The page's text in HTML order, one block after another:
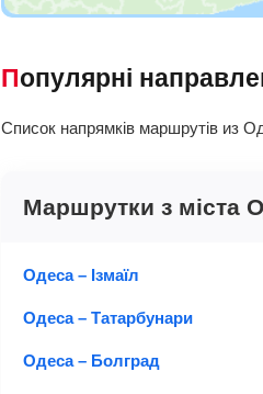
Популярні
Список напрямків маршрутів из
Маршрутки з міста
Одеса – Ізмаїл
Одеса – Татарбунари
Одеса – Болград